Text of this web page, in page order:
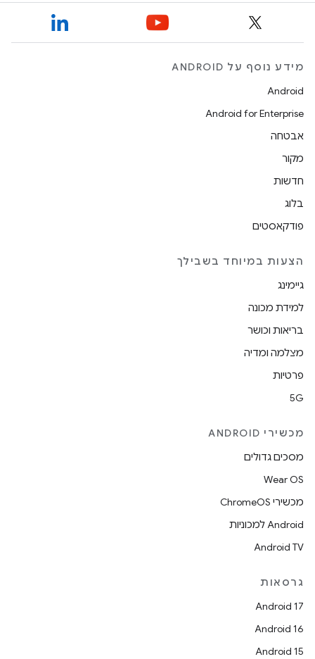
מידע נוסף על ANDROID
Android
Android for Enterprise
אבטחה
מקור
חדשות
בלוג
פודקאסטים
הצעות במיוחד בשבילך
גיימינג
למידת מכונה
בריאות וכושר
מצלמה ומדיה
פרטיות
5G
מכשירי ANDROID
מסכים גדולים
Wear OS
מכשירי ChromeOS
Android למכוניות
Android TV
גרסאות
Android 17
Android 16
Android 15